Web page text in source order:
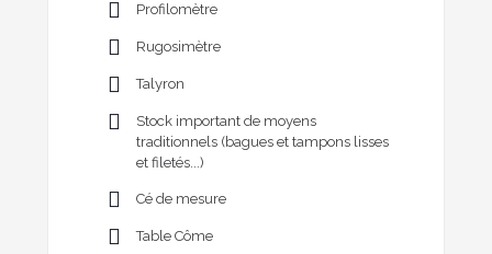
Profilomètre
Rugosimètre
Talyron
Stock important de moyens
traditionnels (bagues et tampons lisses
et filetés...)
Cé de mesure
Table Côme